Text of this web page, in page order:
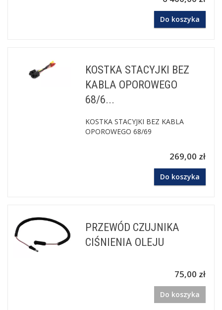
Do koszyka
KOSTKA STACYJKI BEZ
KABLA OPOROWEGO
68/6...
KOSTKA STACYJKI BEZ KABLA
OPOROWEGO 68/69
269,00 zł
Do koszyka
PRZEWÓD CZUJNIKA
CIŚNIENIA OLEJU
75,00 zł
Do koszyka